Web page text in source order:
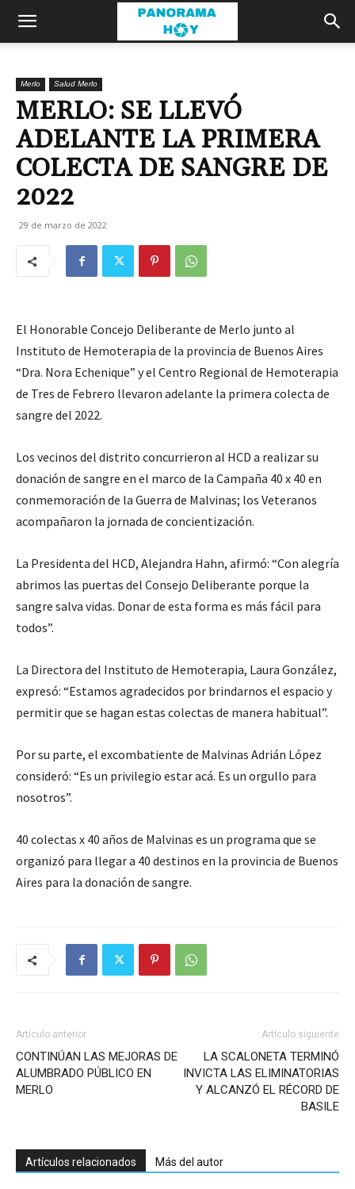
Merlo Salud Merlo
MERLO: SE LLEVÓ
ADELANTE LA PRIMERA
COLECTA DE SANGRE DE
2022
29 de marzo de 2022
El Honorable Concejo Deliberante de Merlo junto al
Instituto de Hemoterapia de la provincia de Buenos Aires
“Dra. Nora Echenique” y el Centro Regional de Hemoterapia
de Tres de Febrero llevaron adelante la primera colecta de
sangre del 2022.
Los vecinos del distrito concurrieron al HCD a realizar su
donación de sangre en el marco de la Campaña 40 x 40 en
conmemoración de la Guerra de Malvinas; los Veteranos
acompañaron la jornada de concientización.
La Presidenta del HCD, Alejandra Hahn, afirmó: “Con alegría
abrimos las puertas del Consejo Deliberante porque la
sangre salva vidas. Donar de esta forma es más fácil para
todos”.
La Directora del Instituto de Hemoterapia, Laura González,
expresó: “Estamos agradecidos por brindarnos el espacio y
permitir que se hagan estas colectas de manera habitual”.
Por su parte, el excombatiente de Malvinas Adrián López
consideró: “Es un privilegio estar acá. Es un orgullo para
nosotros”.
40 colectas x 40 años de Malvinas es un programa que se
organizó para llegar a 40 destinos en la provincia de Buenos
Aires para la donación de sangre.
Artículo anterior
CONTINÚAN LAS MEJORAS DE
ALUMBRADO PÚBLICO EN
MERLO
Artículo siguiente
LA SCALONETA TERMINÓ
INVICTA LAS ELIMINATORIAS
Y ALCANZÓ EL RÉCORD DE
BASILE
Artículos relacionados Más del autor